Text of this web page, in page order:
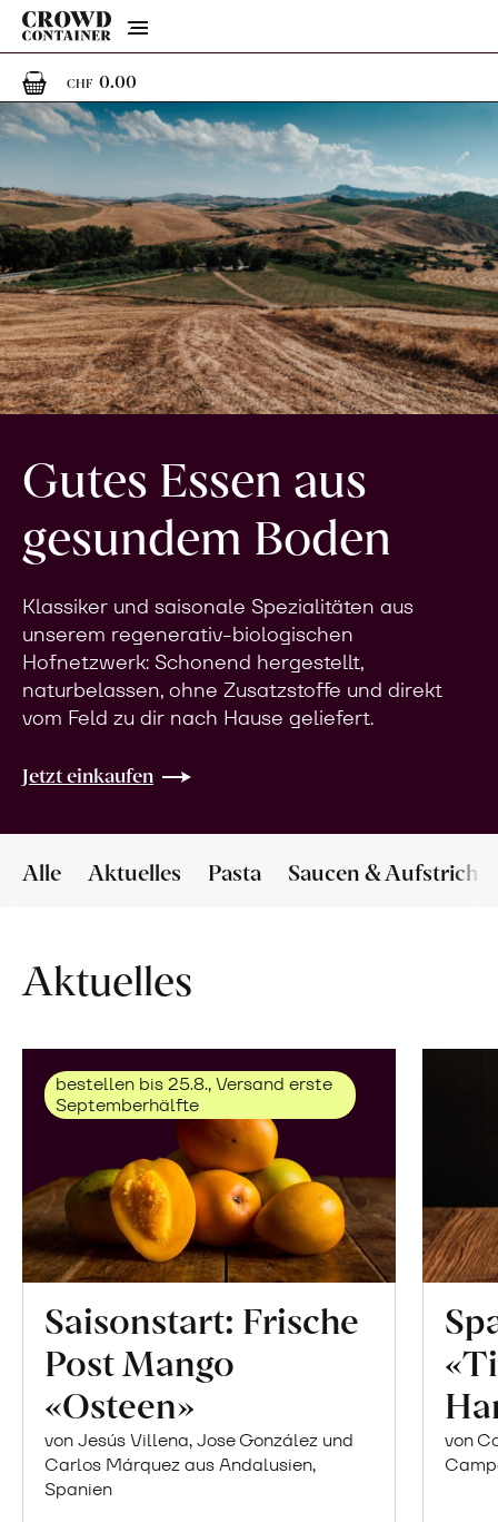
Menu
CHF 0.000 Artikel im Warenkorb
Gutes Essen aus
gesundem Boden
Klassiker und saisonale Spezialitäten aus
unserem regenerativ-biologischen
Hofnetzwerk: Schonend hergestellt,
naturbelassen, ohne Zusatzstoffe und direkt
vom Feld zu dir nach Hause geliefert.
Jetzt einkaufen
Alle Aktuelles Pasta Saucen & Aufstriche
Aktuelles
bestellen bis 25.8., Versand erste
Septemberhälfte
Saisonstart: Frische
Post Mango
«Osteen»
von Jesús Villena, Jose González und
Carlos Márquez aus Andalusien,
Spanien
von